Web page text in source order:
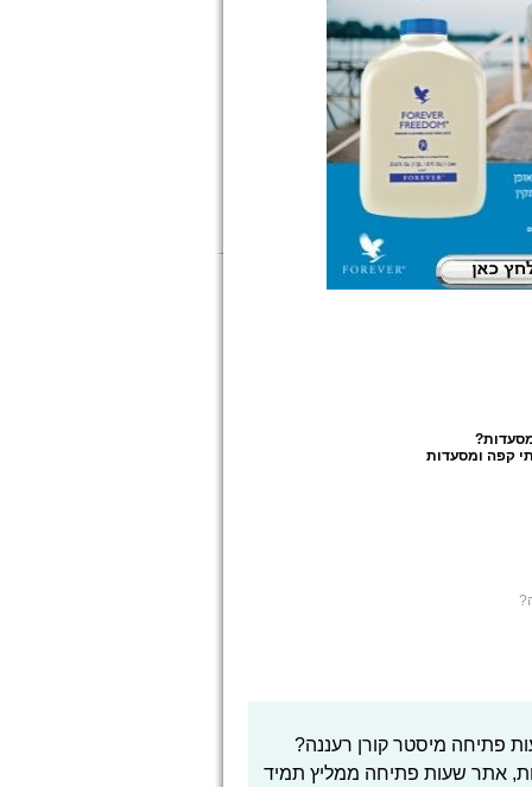
?
קפה ומסעדות
פתיחה מיסטר קורן רעננה?
אתר שעות פתיחה ממליץ תמיד